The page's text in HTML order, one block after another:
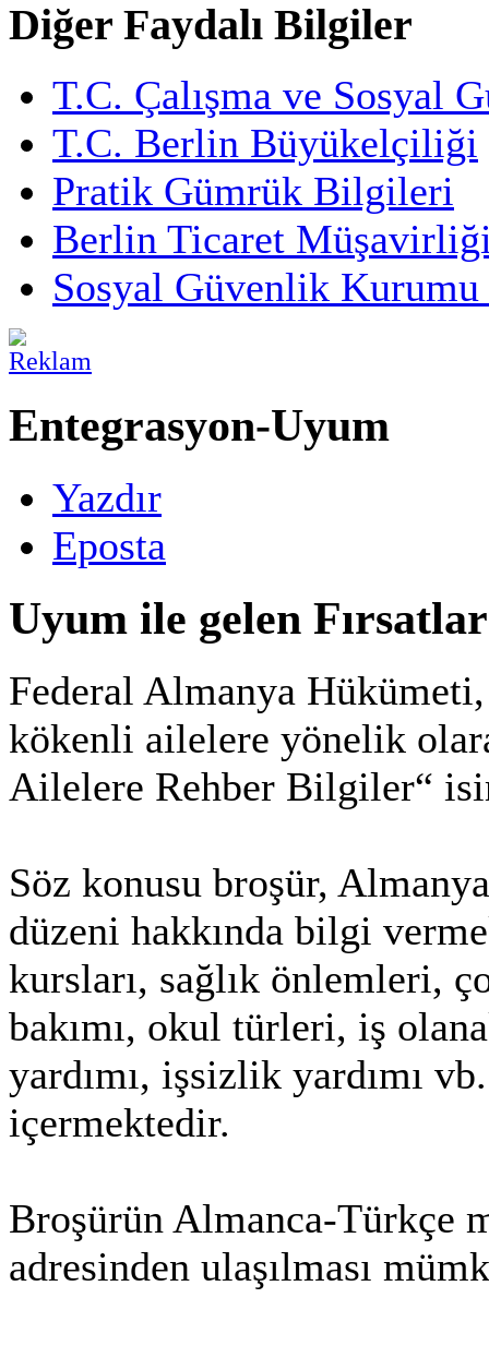
Diğer Faydalı Bilgiler
T.C. Çalışma ve Sosyal
T.C. Berlin Büyükelçiliği
Pratik Gümrük Bilgileri
Berlin Ticaret
Sosyal Güvenlik Kurumu
Entegrasyon-Uyum
Yazdır
Eposta
Uyum ile gelen
Federal Almanya
kökenli ailelere yönelik
Ailelere Rehber Bilgiler“
Söz konusu broşür,
düzeni hakkında bilgi
kursları, sağlık önlemleri,
bakımı, okul türleri, iş
yardımı, işsizlik yardımı
içermektedir.
Broşürün Almanca-Türkçe
adresinden ulaşılması